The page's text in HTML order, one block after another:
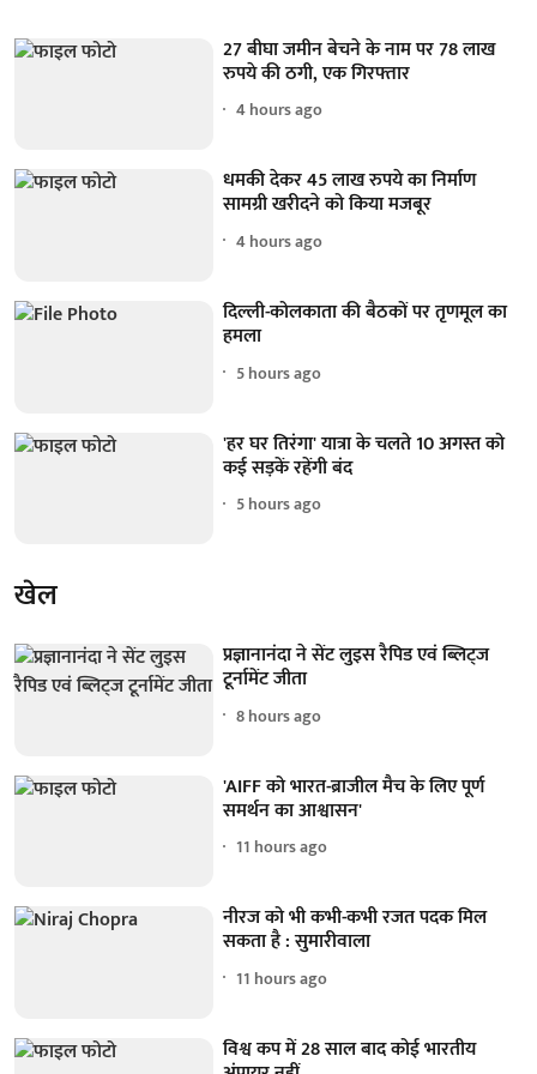
27 बीघा जमीन बेचने के नाम पर 78 लाख
रुपये की ठगी, एक गिरफ्तार
4 hours ago
धमकी देकर 45 लाख रुपये का निर्माण
सामग्री खरीदने को किया मजबूर
4 hours ago
दिल्ली-कोलकाता की बैठकों पर तृणमूल का
हमला
5 hours ago
'हर घर तिरंगा' यात्रा के चलते 10 अगस्त को
कई सड़कें रहेंगी बंद
5 hours ago
खेल
प्रज्ञानानंदा ने सेंट लुइस रैपिड एवं ब्लिट्ज
टूर्नामेंट जीता
8 hours ago
'AIFF को भारत-ब्राजील मैच के लिए पूर्ण
समर्थन का आश्वासन'
11 hours ago
नीरज को भी कभी-कभी रजत पदक मिल
सकता है : सुमारीवाला
11 hours ago
विश्व कप में 28 साल बाद कोई भारतीय